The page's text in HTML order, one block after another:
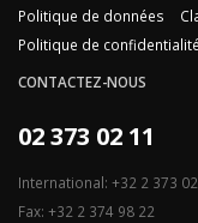
Politique de données
Politique de confidentialité
CONTACTEZ-NOUS
02 373 02 11
International: +32 2 373 02
Fax: +32 2 374 98 22